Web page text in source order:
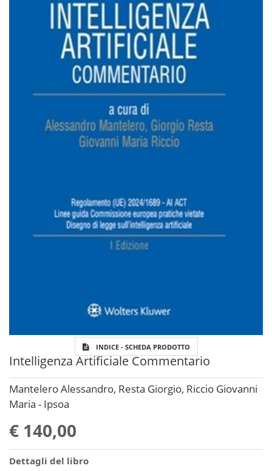
INDICE - SCHEDA PRODOTTO
Intelligenza Artificiale Commentario
Mantelero Alessandro, Resta Giorgio, Riccio Giovanni
Maria - Ipsoa
€ 140,00
Dettagli del libro